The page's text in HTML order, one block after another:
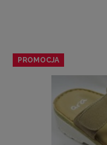
PROMOCJA